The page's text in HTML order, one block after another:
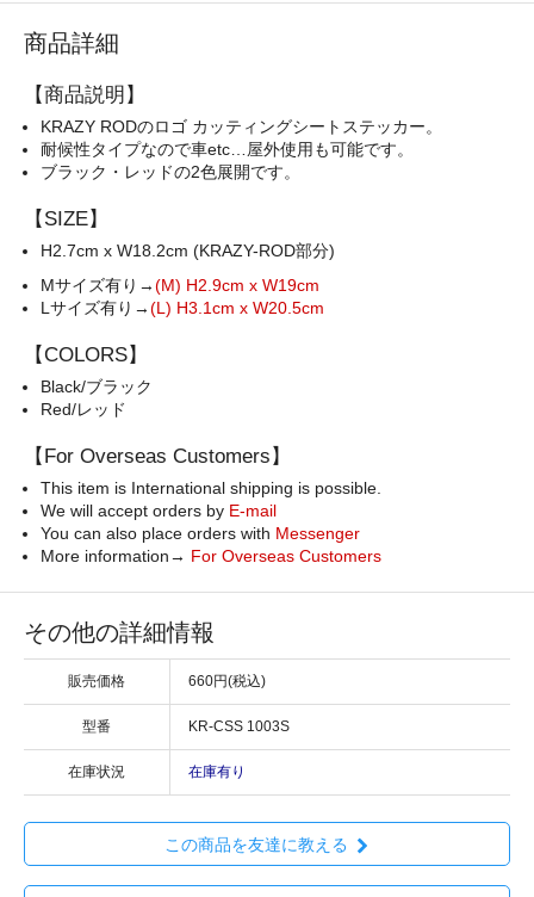
商品詳細
【商品説明】
KRAZY RODのロゴ カッティングシートステッカー。
耐候性タイプなので車etc…屋外使用も可能です。
ブラック・レッドの2色展開です。
【SIZE】
H2.7cm x W18.2cm (KRAZY-ROD部分)
Mサイズ有り→(M) H2.9cm x W19cm
Lサイズ有り→(L) H3.1cm x W20.5cm
【COLORS】
Black/ブラック
Red/レッド
【For Overseas Customers】
This item is International shipping is possible.
We will accept orders by E-mail
You can also place orders with Messenger
More information→ For Overseas Customers
その他の詳細情報
販売価格 660円(税込)
型番 KR-CSS 1003S
在庫状況 在庫有り
この商品を友達に教える